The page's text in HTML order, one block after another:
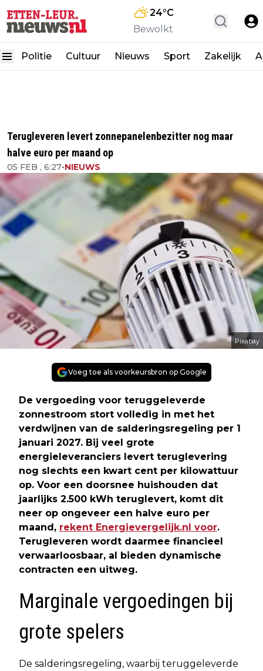
24°C
Bewolkt
Politie Cultuur Nieuws Sport Zakelijk
Terugleveren levert zonnepanelenbezitter nog maar
halve euro per maand op
05 FEB , 6:27•NIEUWS
Pixabay
Voeg toe als voorkeursbron op Google
De vergoeding voor teruggeleverde
zonnestroom stort volledig in met het
verdwijnen van de salderingsregeling per 1
januari 2027. Bij veel grote
energieleveranciers levert teruglevering
nog slechts een kwart cent per kilowattuur
op. Voor een doorsnee huishouden dat
jaarlijks 2.500 kWh teruglevert, komt dit
neer op ongeveer een halve euro per
maand, rekent Energievergelijk.nl voor.
Terugleveren wordt daarmee financieel
verwaarloosbaar, al bieden dynamische
contracten een uitweg.
Marginale vergoedingen bij
grote spelers
De salderingsregeling, waarbij teruggeleverde